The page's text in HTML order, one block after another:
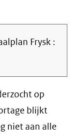
Frysk :
op
blijkt
niet aan alle